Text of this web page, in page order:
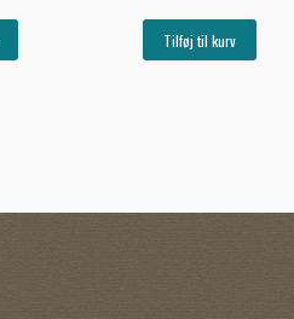
på
Tilføj til kurv